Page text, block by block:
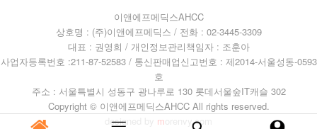
이앤에프메딕스AHCC
상호명 : (주)이앤에프메딕스 / 전화 : 02-3445-3309
대표 : 권영희 / 개인정보관리책임자 : 조훈아
사업자등록번호 :211-87-52583 / 통신판매업신고번호 : 제2014-서울성동-0593
호
주소 : 서울특별시 성동구 광나루로 130 롯데서울숲IT캐슬 302
Copyright © 이앤에프메딕스AHCC All rights reserved.
designed by m orenvy.com